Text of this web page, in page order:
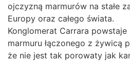
ojczyzną marmurów na stałe
Europy oraz całego świata.
Konglomerat Carrara
marmuru łączonego z żywicą
że nie jest tak porowaty jak